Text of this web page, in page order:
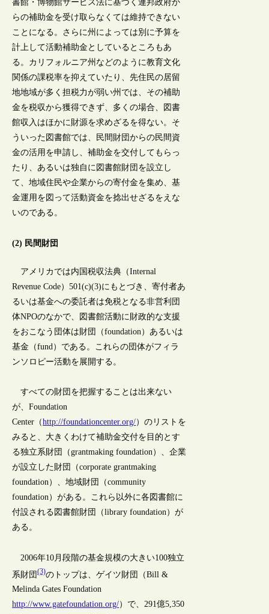
書館・博物館サービス法に基づく連邦政府か
らの補助金を受け取らなくては維持できない
ことになる。さらに州によっては別に予算を
計上して活動補助金としているところもあ
る。カリフォルニア州などのように教育文化
関係の課税率を抑えていたり、先住民の居留
地地域が多く担税力が弱い州では、その補助
金を税収から獲得できず、多くの場合、図書
館収入はほかに財源を求めざるを得ない。そ
ういった図書館では、民間財団からの民間資
金の活用を申請し、補助金を交付してもらっ
たり、あるいは独自に図書館財団を設立し
て、地域住民や企業からの寄付金を集め、基
金運用を図って活動資金を捻出せざるをえな
いのである。
(2) 民間財団
アメリカでは内国税収法典（Internal
Revenue Code）501(c)(3)にもとづき、寄付者あ
るいは基金への委託者は免税となる非営利団
体NPOのなかで、図書館活動に財政的な支援
をおこなう団体は財団（foundation）あるいは
基金（fund）である。これらの団体がフィラ
ンソロピー活動を展開する。
すべての財団を把握することは出来ない
が、Foundation
Center（http://foundationcenter.org/）のリストを
みると、大きくわけて補助金交付を目的とす
る独立系財団（grantmaking foundation）、企業
が設立した財団（corporate grantmaking
foundation）、地域財団（community
foundation）がある。これら以外に各図書館に
付設される図書館財団（library foundation）が
ある。
2006年10月段階の基金規模の大きい100独立
系財団(3)のトップは、ゲイツ財団（Bill &
Melinda Gates Foundation
http://www.gatefoundation.org/）で、291億5,350